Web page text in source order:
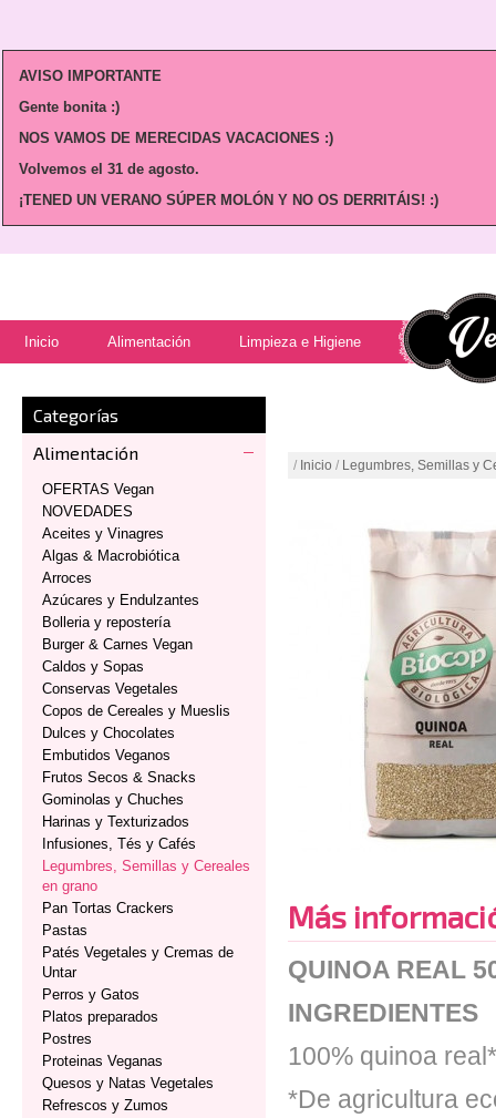
AVISO IMPORTANTE
Gente bonita :)
NOS VAMOS DE MERECIDAS VACACIONES :)
Volvemos el 31 de agosto.
¡TENED UN VERANO SÚPER MOLÓN Y NO OS DERRITÁIS! :)
Inicio Alimentación Limpieza e Higiene
Categorías
Alimentación
OFERTAS Vegan
NOVEDADES
Aceites y Vinagres
Algas & Macrobiótica
Arroces
Azúcares y Endulzantes
Bolleria y repostería
Burger & Carnes Vegan
Caldos y Sopas
Conservas Vegetales
Copos de Cereales y Mueslis
Dulces y Chocolates
Embutidos Veganos
Frutos Secos & Snacks
Gominolas y Chuches
Harinas y Texturizados
Infusiones, Tés y Cafés
Legumbres, Semillas y Cereales
en grano
Pan Tortas Crackers
Pastas
Patés Vegetales y Cremas de
Untar
Perros y Gatos
Platos preparados
Postres
Proteinas Veganas
Quesos y Natas Vegetales
Refrescos y Zumos
/ Inicio / Legumbres, Semillas y
Más
QUINOA REAL
INGREDIENTES
100% quinoa
*De agricultura